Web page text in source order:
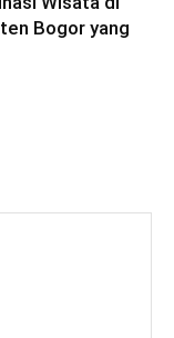
Bogor yang